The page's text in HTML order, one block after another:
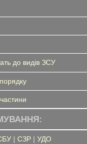
до видів ЗСУ
| СЗР| УДО